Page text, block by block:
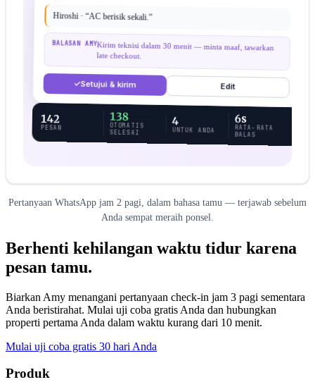
Hiroshi · “AC berisik sekali.”
BALASAN AMYKirim teknisi dalam 30 menit — minta maaf, tawarkan
late checkout.
✓Setujui & kirim Edit
142
PESAN
138
OTOMATIS
SELESAI
4
UNTUK ANDA
6s
RATA-RATA
BALAS
Pertanyaan WhatsApp jam 2 pagi, dalam bahasa tamu — terjawab sebelum
Anda sempat meraih ponsel.
Berhenti kehilangan waktu tidur karena
pesan tamu.
Biarkan Amy menangani pertanyaan check-in jam 3 pagi sementara
Anda beristirahat. Mulai uji coba gratis Anda dan hubungkan
properti pertama Anda dalam waktu kurang dari 10 menit.
Mulai uji coba gratis 30 hari Anda
Produk